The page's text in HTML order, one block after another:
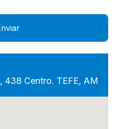
438 Centro. TEFE, AM